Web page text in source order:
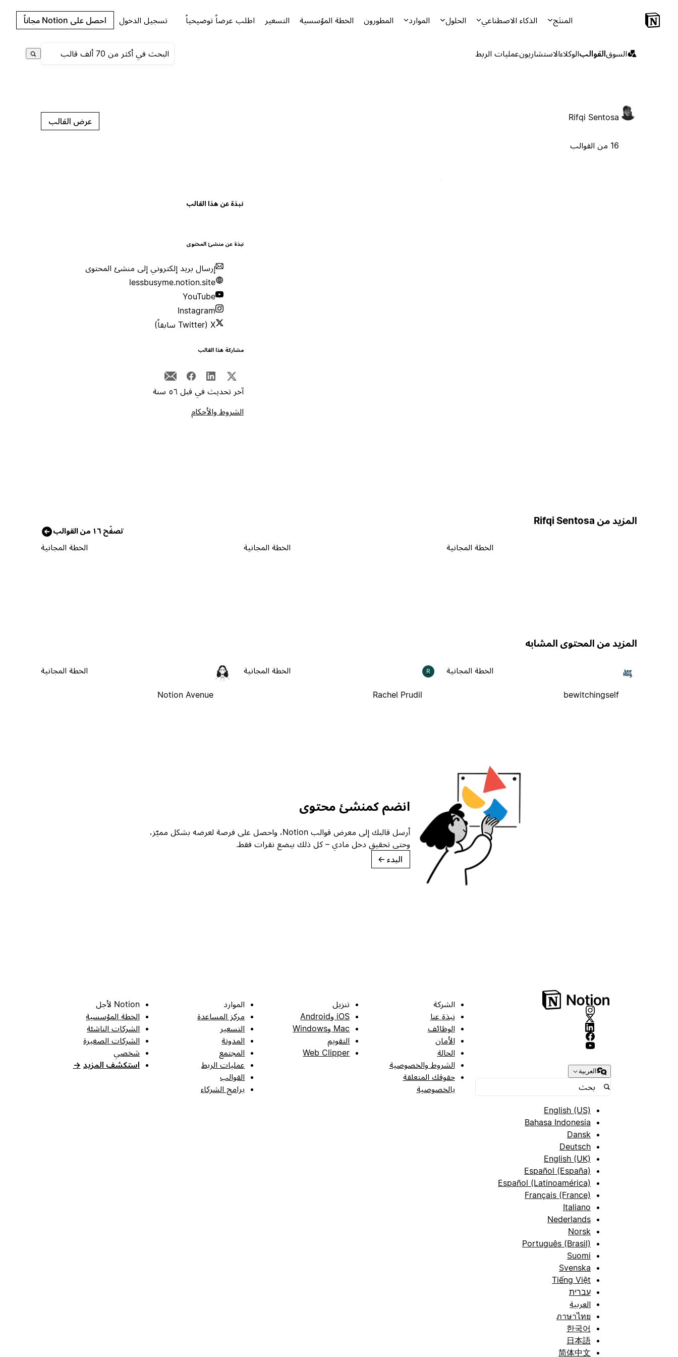
المنتَج الذكاء الاصطناعي الحلول الموارد المطورون الخطة المؤسسية التسعير اطلب عرضاً توضيحياً تسجيل الدخول احصل على Notion مجاناً
السوقالقوالبالوكلاءالاستشاريونعمليات الربط
Rifqi Sentosa
16 من القوالب
عرض القالب
نبذة عن هذا القالب
نبذة عن منشئ المحتوى
إرسال بريد إلكتروني إلى منشئ المحتوى
lessbusyme.notion.site
YouTube
Instagram
X (Twitter سابقاً)
مشاركة هذا القالب
آخر تحديث في قبل ٥٦ سنة
الشروط والأحكام
المزيد من Rifqi Sentosa
تصفّح ١٦ من القوالب
الخطة المجانية الخطة المجانية الخطة المجانية
المزيد من المحتوى المشابه
bewitchingself
الخطة المجانية R
Rachel Prudil
الخطة المجانية
Notion Avenue
الخطة المجانية
انضم كمنشئ محتوى
أرسل قالبك إلى معرض قوالب Notion، واحصل على فرصة لعرضه بشكل مميّز،
وحتى تحقيق دخل مادي – كل ذلك ببضع نقرات فقط.
البدء →
العربية
English (US)
Bahasa Indonesia
Dansk
Deutsch
English (UK)
Español (España)
Español (Latinoamérica)
Français (France)
Italiano
Nederlands
Norsk
Português (Brasil)
Suomi
Svenska
Tiếng Việt
עברית
العربية
ภาษาไทย
한국어
日本語
简体中文
الشركة
نبذة عنا
الوظائف
الأمان
الحالة
الشروط والخصوصية
حقوقك المتعلقة
بالخصوصية
تنزيل
iOS وAndroid
Mac وWindows
التقويم
Web Clipper
الموارد
مركز المساعدة
التسعير
المدونة
المجتمع
عمليات الربط
القوالب
برامج الشركاء
Notion لأجل
الخطة المؤسسية
الشركات الناشئة
الشركات الصغيرة
شخصي
استكشف المزيد →